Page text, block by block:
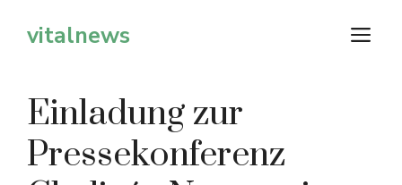
Inhaltvitalnews
Einladung zur
Pressekonferenz